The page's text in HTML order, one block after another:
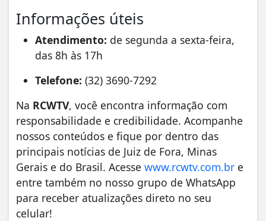
Informações úteis
Atendimento: de segunda a sexta-feira,
das 8h às 17h
Telefone: (32) 3690-7292
Na RCWTV, você encontra informação com
responsabilidade e credibilidade. Acompanhe
nossos conteúdos e fique por dentro das
principais notícias de Juiz de Fora, Minas
Gerais e do Brasil. Acesse www.rcwtv.com.br e
entre também no nosso grupo de WhatsApp
para receber atualizações direto no seu
celular!